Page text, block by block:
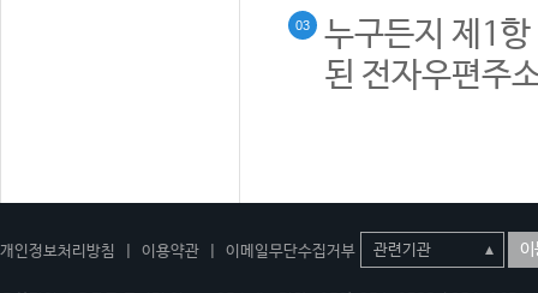
03
누구든지 제1
된 전자우편주
개인정보처리방침 이용약관 이메일무단수집거부 이